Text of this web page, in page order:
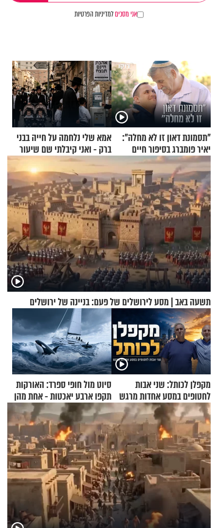
אני מסכיםלמדיניות הפרטיות
"תסמונת דאון זו לא מחלה":
יאיר פומברג בסיפור חיים
מעורר השראה
אמא שלי נלחמה על חייה בבני
ברק - ואני קיבלתי שם שיעור
באהבת חינם
תשעה באב | מסע לירושלים של פעם: בניינה של ירושלים
מקפלן לכותל: שני אבות
לחטופים במסע אחדות מרגש
סיוט מול חופי ספרד: האורקות
תקפו ארבע יאכטות - אחת מהן
טבעה